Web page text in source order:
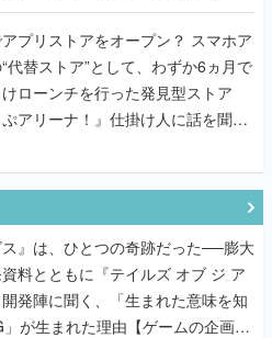
りをプロデューサーに聞いた
リストアをオープン？ スマホア
代替ストア”として、わずか6ヵ月で
ローンチを行った発見型ストア
ぷアリーナ！』仕掛け人に話を聞い
ス』は、ひとつの奇跡だった──膨大
料とともに『テイルズ オブ ジ ア
発陣に聞く、「生まれた意味を知
」が生まれた理由【ゲームの企画